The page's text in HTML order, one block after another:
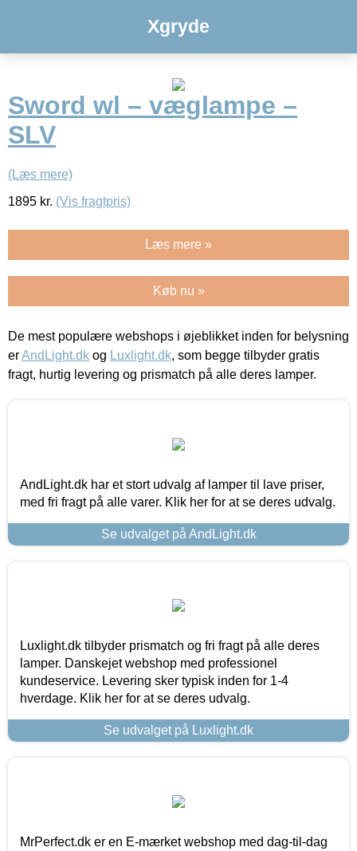
Xgryde
Sword wl – væglampe –
SLV
(Læs mere)
1895 kr. (Vis fragtpris)
Læs mere »
Køb nu »
De mest populære webshops i øjeblikket inden for belysning
erAndLight.dk og Luxlight.dk, som begge tilbyder gratis
fragt, hurtig levering og prismatch på alle deres lamper.
AndLight.dk har et stort udvalg af lamper til lave priser,
med fri fragt på alle varer. Klik her for at se deres udvalg.
Se udvalget på AndLight.dk
Luxlight.dk tilbyder prismatch og fri fragt på alle deres
lamper. Danskejet webshop med professionel
kundeservice. Levering sker typisk inden for 1-4
hverdage. Klik her for at se deres udvalg.
Se udvalget på Luxlight.dk
MrPerfect.dk er en E-mærket webshop med dag-til-dag